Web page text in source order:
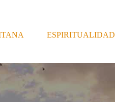
ESPIRITUALIDAD